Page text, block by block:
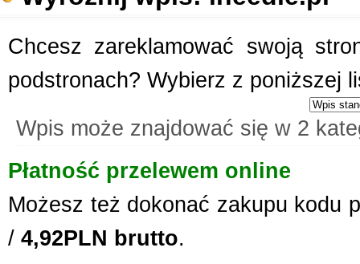
Chcesz zareklamować swoją
podstronach? Wybierz z poniższej
Wpis może znajdować się w 2
Płatność przelewem online
Możesz też dokonać zakupu kodu
/ 4,92PLN brutto.